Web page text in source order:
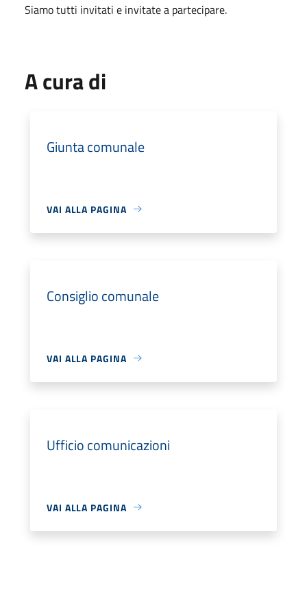
Siamo tutti invitati e invitate a partecipare.
A cura di
Giunta comunale
VAI ALLA PAGINA
Consiglio comunale
VAI ALLA PAGINA
Ufficio comunicazioni
VAI ALLA PAGINA